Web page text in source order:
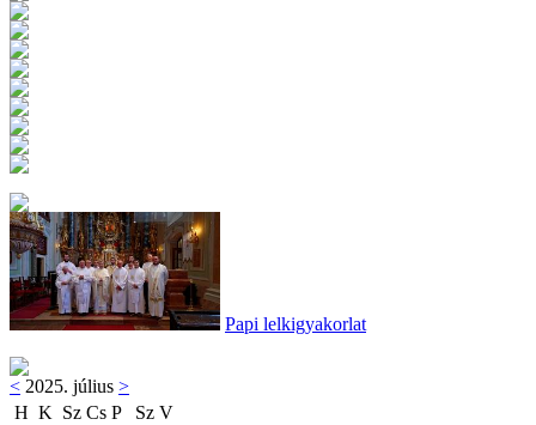
Papi lelkigyakorlat
< 2025. július >
H K Sz Cs P Sz V